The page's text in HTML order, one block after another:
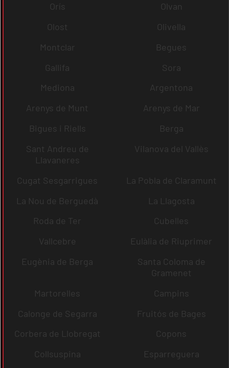
Orís
Olvan
Olost
Olivella
Montclar
Begues
Gallifa
Sora
Mediona
Argentona
Arenys de Munt
Arenys de Mar
Bigues i Riells
Berga
Sant Andreu de
Llavaneres
Vilanova del Vallès
Cugat Sesgarrigues
La Pobla de Claramunt
La Nou de Berguedà
La Llagosta
Roda de Ter
Cubelles
Vallcebre
Eulàlia de Riuprimer
Eugènia de Berga
Santa Coloma de
Gramenet
Martorelles
Campins
Calonge de Segarra
Fruitós de Bages
Corbera de Llobregat
Copons
Collsuspina
Esparreguera